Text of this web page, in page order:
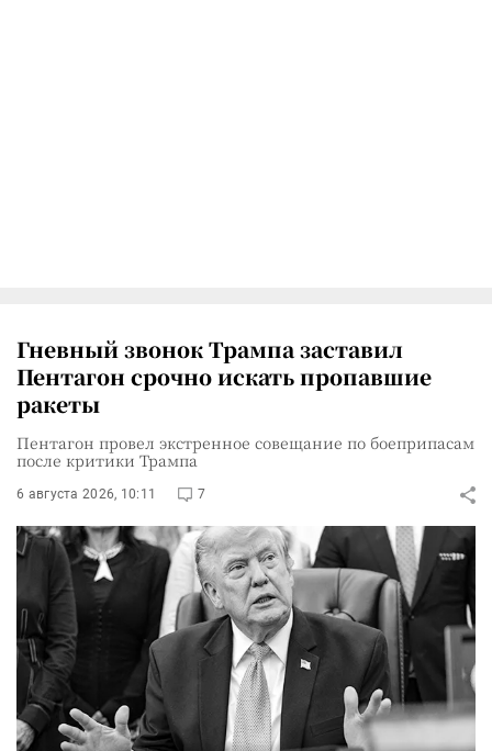
Гневный звонок Трампа заставил
Пентагон срочно искать пропавшие
ракеты
Пентагон провел экстренное совещание по боеприпасам
после критики Трампа
6 августа 2026, 10:11 7